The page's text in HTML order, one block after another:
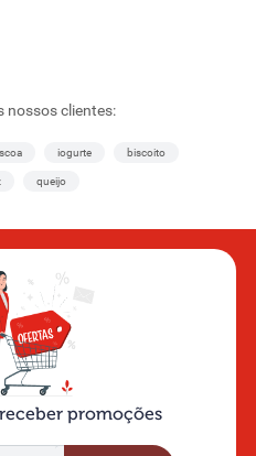
nossos clientes:
iogurte biscoito
queijo
promoções